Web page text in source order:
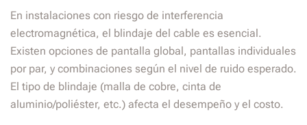
En instalaciones con riesgo de interferencia
electromagnética, el blindaje del cable es esencial.
Existen opciones de pantalla global, pantallas individuales
por par, y combinaciones según el nivel de ruido esperado.
El tipo de blindaje (malla de cobre, cinta de
aluminio/poliéster, etc.) afecta el desempeño y el costo.